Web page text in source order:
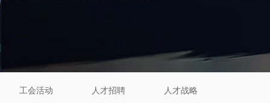
工会活动 人才招聘 人才战略